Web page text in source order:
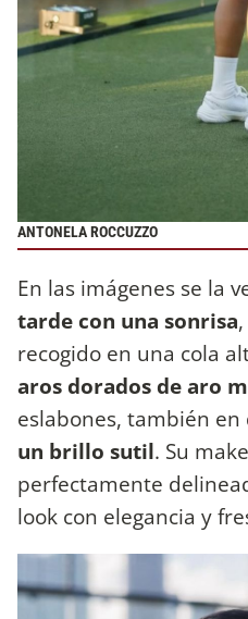
ANTONELA ROCCUZZO
En las imágenes se la
tarde con una sonrisa
recogido en una cola
aros dorados de aro
eslabones, también
un brillo sutil. Su
perfectamente
look con elegancia y